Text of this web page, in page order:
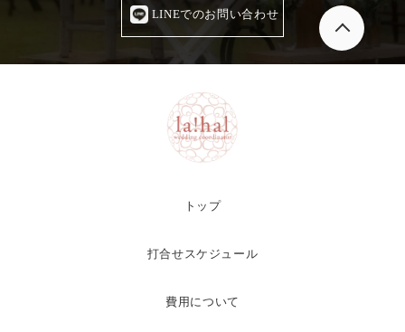
LINEでのお問い合わせ
トップ
打合せスケジュール
費用について